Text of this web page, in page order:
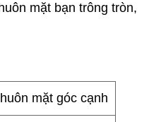
mặt bạn trông tròn,